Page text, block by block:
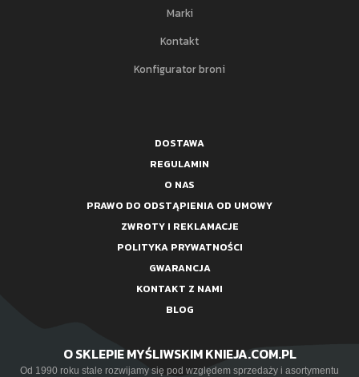
Marki
Kontakt
Konfigurator broni
DOSTAWA
REGULAMIN
O NAS
PRAWO DO ODSTĄPIENIA OD UMOWY
ZWROTY I REKLAMACJE
POLITYKA PRYWATNOŚCI
GWARANCJA
KONTAKT Z NAMI
BLOG
O SKLEPIE MYŚLIWSKIM KNIEJA.COM.PL
Od 1990 roku stale rozwijamy się pod względem sprzedaży i asortymentu